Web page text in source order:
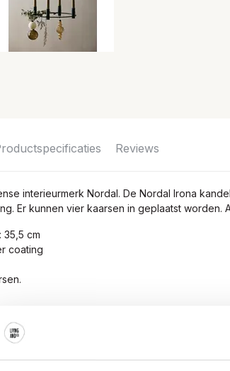
Reviews
interieurmerk Nordal. De Nordal Irona
Er kunnen vier kaarsen in geplaatst worden.
35,5 cm
coating